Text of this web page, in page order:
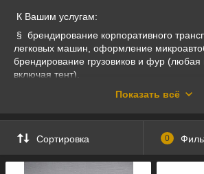
К Вашим услугам:
§ брендирование корпоративного
легковых машин, оформление
брендирование грузовиков и фур (любая
включая тент).
§ оформление магазинов, оформление
на витрины, подвески на потолки,
для плакатов или баннеров, таблички,
буквы, баннеры, лайтбоксы, консоли,
Показать всё
Сортировка 0